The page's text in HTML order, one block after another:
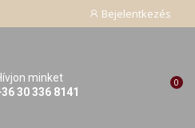
Bejelentkezés
minket
30 336 8141
0